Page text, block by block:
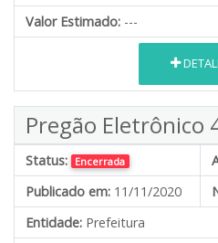
Valor Estimado: ---
Pregão Eletrônico
Status: Encerrada
Publicado em: 11/11/2020
Entidade: Prefeitura